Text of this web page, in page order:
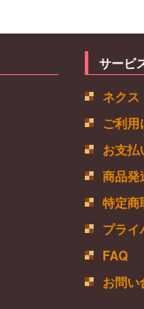
サービ
ネクス
ご利用
お支払
商品発
特定商
プライ
FAQ
お問い